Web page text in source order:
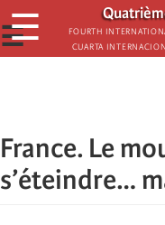
Aller
au
contenu
Fourth
Cuarta
☰
☰
France. Le
s’éteindre…